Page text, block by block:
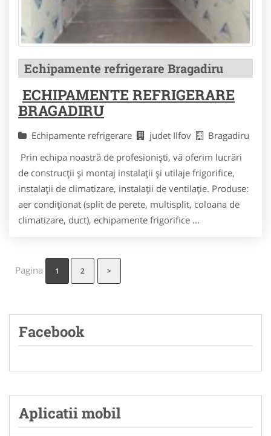
Echipamente refrigerare Bragadiru
ECHIPAMENTE REFRIGERARE
BRAGADIRU
Echipamente refrigerare judet Ilfov
Bragadiru
Prin echipa noastră de profesionişti, vă oferim lucrări
de construcţii şi montaj instalaţii şi utilaje frigorifice,
instalaţii de climatizare, instalaţii de ventilaţie. Produse:
aer condiţionat (split de perete, multisplit, coloana de
climatizare, duct), echipamente frigorifice ...
Pagina 1 2 >
Facebook
Aplicatii mobil